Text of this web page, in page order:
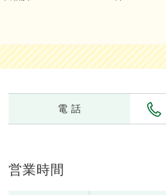
電 話
営業時間